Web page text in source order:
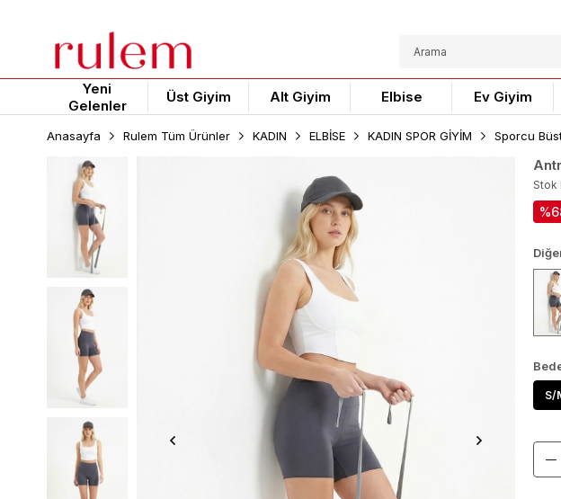
Yeni
Gelenler
Üst Giyim Alt Giyim Elbise Ev Giyim
Anasayfa Rulem Tüm Ürünler KADIN ELBİSE KADIN SPOR GİYİM Sporcu
Stok
S/